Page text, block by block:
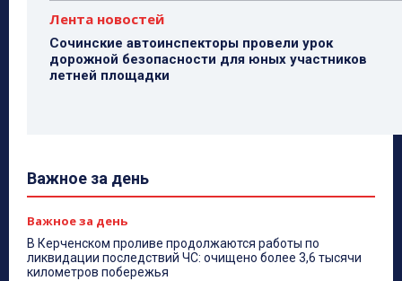
Лента новостей
Сочинские автоинспекторы провели урок
дорожной безопасности для юных участников
летней площадки
Важное за день
Важное за день
В Керченском проливе продолжаются работы по
ликвидации последствий ЧС: очищено более 3,6 тысячи
километров побережья